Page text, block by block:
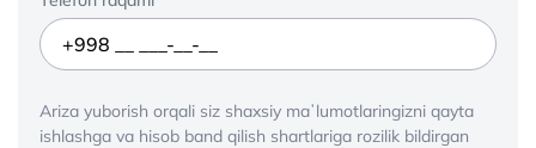
Ariza yuborish orqali siz shaxsiy maʼlumotlaringizni qayta
ishlashga va hisob band qilish shartlariga rozilik bildirgan